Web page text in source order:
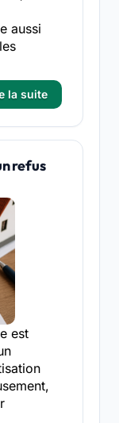
aussi
la suite
refus
est